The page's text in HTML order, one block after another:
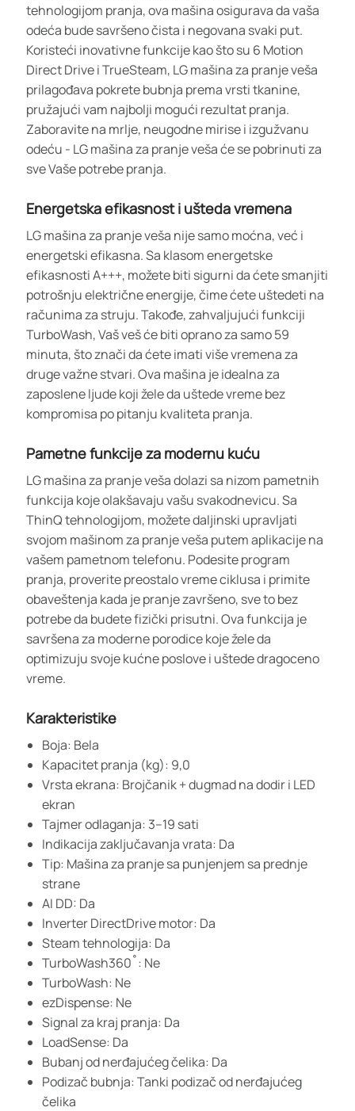
tehnologijom pranja, ova mašina osigurava da vaša
odeća bude savršeno čista i negovana svaki put.
Koristeći inovativne funkcije kao što su 6 Motion
Direct Drive i TrueSteam, LG mašina za pranje veša
prilagođava pokrete bubnja prema vrsti tkanine,
pružajući vam najbolji mogući rezultat pranja.
Zaboravite na mrlje, neugodne mirise i izgužvanu
odeću - LG mašina za pranje veša će se pobrinuti za
sve Vaše potrebe pranja.
Energetska efikasnost i ušteda vremena
LG mašina za pranje veša nije samo moćna, već i
energetski efikasna. Sa klasom energetske
efikasnosti A+++, možete biti sigurni da ćete smanjiti
potrošnju električne energije, čime ćete uštedeti na
računima za struju. Takođe, zahvaljujući funkciji
TurboWash, Vaš veš će biti oprano za samo 59
minuta, što znači da ćete imati više vremena za
druge važne stvari. Ova mašina je idealna za
zaposlene ljude koji žele da uštede vreme bez
kompromisa po pitanju kvaliteta pranja.
Pametne funkcije za modernu kuću
LG mašina za pranje veša dolazi sa nizom pametnih
funkcija koje olakšavaju vašu svakodnevicu. Sa
ThinQ tehnologijom, možete daljinski upravljati
svojom mašinom za pranje veša putem aplikacije na
vašem pametnom telefonu. Podesite program
pranja, proverite preostalo vreme ciklusa i primite
obaveštenja kada je pranje završeno, sve to bez
potrebe da budete fizički prisutni. Ova funkcija je
savršena za moderne porodice koje žele da
optimizuju svoje kućne poslove i uštede dragoceno
vreme.
Karakteristike
Boja: Bela
Kapacitet pranja (kg): 9,0
Vrsta ekrana: Brojčanik + dugmad na dodir i LED
ekran
Tajmer odlaganja: 3–19 sati
Indikacija zaključavanja vrata: Da
Tip: Mašina za pranje sa punjenjem sa prednje
strane
AI DD: Da
Inverter DirectDrive motor: Da
Steam tehnologija: Da
TurboWash360˚: Ne
TurboWash: Ne
ezDispense: Ne
Signal za kraj pranja: Da
LoadSense: Da
Bubanj od nerđajućeg čelika: Da
Podizač bubnja: Tanki podizač od nerđajućeg
čelika